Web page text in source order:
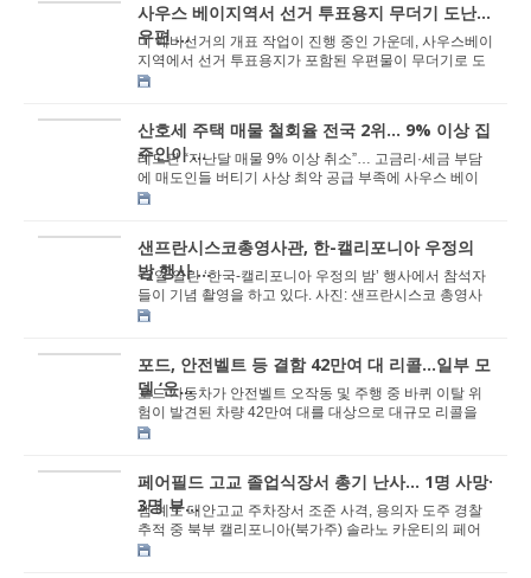
사우스 베이지역서 선거 투표용지 무더기 도난…
우편 ...
미 예비선거의 개표 작업이 진행 중인 가운데, 사우스베이
지역에서 선거 투표용지가 포함된 우편물이 무더기로 도
난당하는 사건이 발생해 우편검사국(USPIS)이 ...
산호세 주택 매물 철회율 전국 2위… 9% 이상 집
주인이 ...
레드핀 “지난달 매물 9% 이상 취소”… 고금리·세금 부담
에 매도인들 버티기 사상 최악 공급 부족에 사우스 베이
바이어 ‘내 집 ...
샌프란시스코총영사관, 한-캘리포니아 우정의
밤 행사 ...
<2일 열린 ‘한국-캘리포니아 우정의 밤’ 행사에서 참석자
들이 기념 촬영을 하고 있다. 사진: 샌프란시스코 총영사
관> 주샌프란시스코총영사관(총영...
포드, 안전벨트 등 결함 42만여 대 리콜…일부 모
델 ‘운...
포드 자동차가 안전벨트 오작동 및 주행 중 바퀴 이탈 위
험이 발견된 차량 42만여 대를 대상으로 대규모 리콜을
단행한다. AP통신은 3일 미 도로교통안전국(NHTS...
페어필드 고교 졸업식장서 총기 난사… 1명 사망·
3명 부...
샘 예토 대안고교 주차장서 조준 사격, 용의자 도주 경찰
추적 중 북부 캘리포니아(북가주) 솔라노 카운티의 페어
필드 고등학교 캠퍼스에서 열린 졸업식장에서 ...